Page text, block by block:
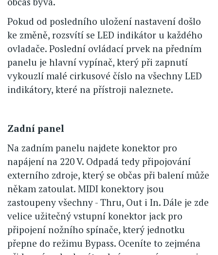
Pokud od posledního uložení nastavení došlo
ke změně, rozsvítí se LED indikátor u každého
ovladače. Poslední ovládací prvek na předním
panelu je hlavní vypínač, který při zapnutí
vykouzlí malé cirkusové číslo na všechny LED
indikátory, které na přístroji naleznete.
Zadní panel
Na zadním panelu najdete konektor pro
napájení na 220 V. Odpadá tedy připojování
externího zdroje, který se občas při balení může
někam zatoulat. MIDI konektory jsou
zastoupeny všechny - Thru, Out i In. Dále je zde
velice užitečný vstupní konektor jack pro
připojení nožního spínače, který jednotku
přepne do režimu Bypass. Oceníte to zejména